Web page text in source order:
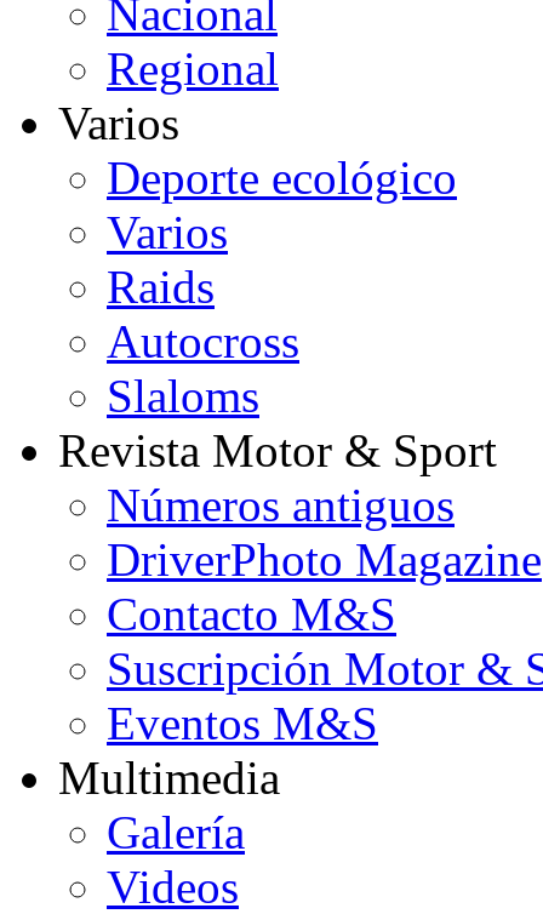
Nacional
Regional
Varios
Deporte ecológico
Varios
Raids
Autocross
Slaloms
Revista Motor & Sport
Números antiguos
DriverPhoto Magazine
Contacto M&S
Suscripción Motor &
Eventos M&S
Multimedia
Galería
Videos